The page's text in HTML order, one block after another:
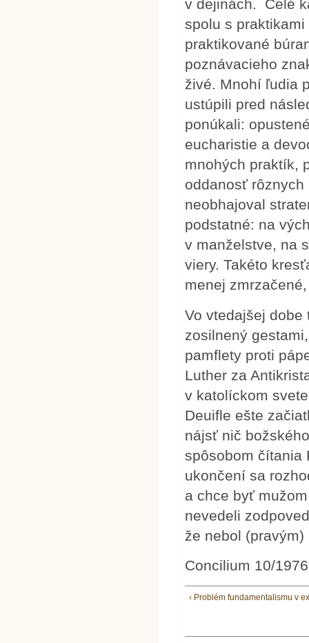
v dejinách. Celé
spolu s
praktikované
poznávacieho
živé. Mnohí ľudia
ustúpili pred
ponúkali:
eucharistie a
mnohých praktík,
oddanosť
neobhajoval
podstatné: na
v manželstve, na
viery. Takéto
menej
Vo vtedajšej
zosilnený
pamflety proti
Luther za
v katolíckom
Deuifle ešte
nájsť nič
spôsobom čítania
ukončení sa
a chce byť
nevedeli
že nebol
Concilium 10/1976
‹ Problém fundamentalismu v